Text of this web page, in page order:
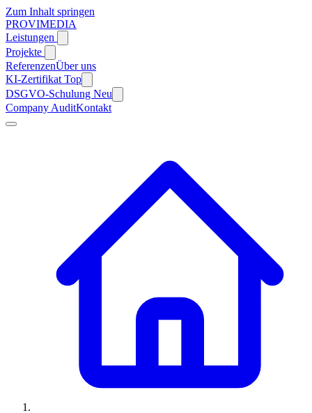
Zum Inhalt springen
PROVIMEDIA
Leistungen
Projekte
ReferenzenÜber uns
KI-Zertifikat Top
DSGVO-Schulung Neu
Company AuditKontakt